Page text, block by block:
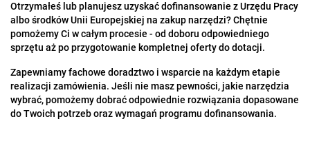
Otrzymałeś lub planujesz uzyskać dofinansowanie z Urzędu Pracy
albo środków Unii Europejskiej na zakup narzędzi? Chętnie
pomożemy Ci w całym procesie - od doboru odpowiedniego
sprzętu aż po przygotowanie kompletnej oferty do dotacji.
Zapewniamy fachowe doradztwo i wsparcie na każdym etapie
realizacji zamówienia. Jeśli nie masz pewności, jakie narzędzia
wybrać, pomożemy dobrać odpowiednie rozwiązania dopasowane
do Twoich potrzeb oraz wymagań programu dofinansowania.